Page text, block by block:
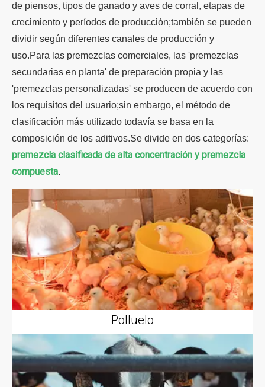
de piensos, tipos de ganado y aves de corral, etapas de
crecimiento y períodos de producción;también se pueden
dividir según diferentes canales de producción y
uso.Para las premezclas comerciales, las 'premezclas
secundarias en planta' de preparación propia y las
'premezclas personalizadas' se producen de acuerdo con
los requisitos del usuario;sin embargo, el método de
clasificación más utilizado todavía se basa en la
composición de los aditivos.Se divide en dos categorías:
premezcla clasificada de alta concentración y premezcla
compuesta.
Polluelo